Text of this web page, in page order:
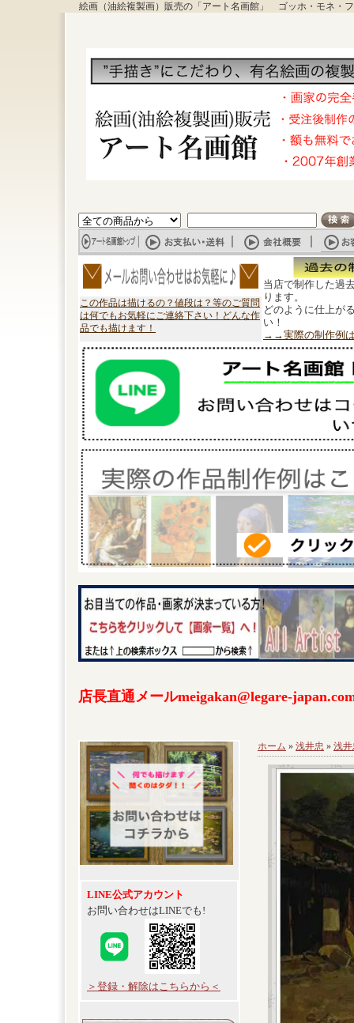
絵画（油絵複製画）販売の「アート名画館」 ゴッホ・モネ・
この作品は描けるの？値段は？等のご質問
は何でもお気軽にご連絡下さい！どんな作
品でも描けます！
当店で制作した過
ります。
どのように仕上が
い！
→→実際の制作例
店長直通メールmeigakan@legare-
LINE公式アカウント
お問い合わせはLINEでも!
＞登録・解除はこちらから＜
ホーム » 浅井忠 » 浅